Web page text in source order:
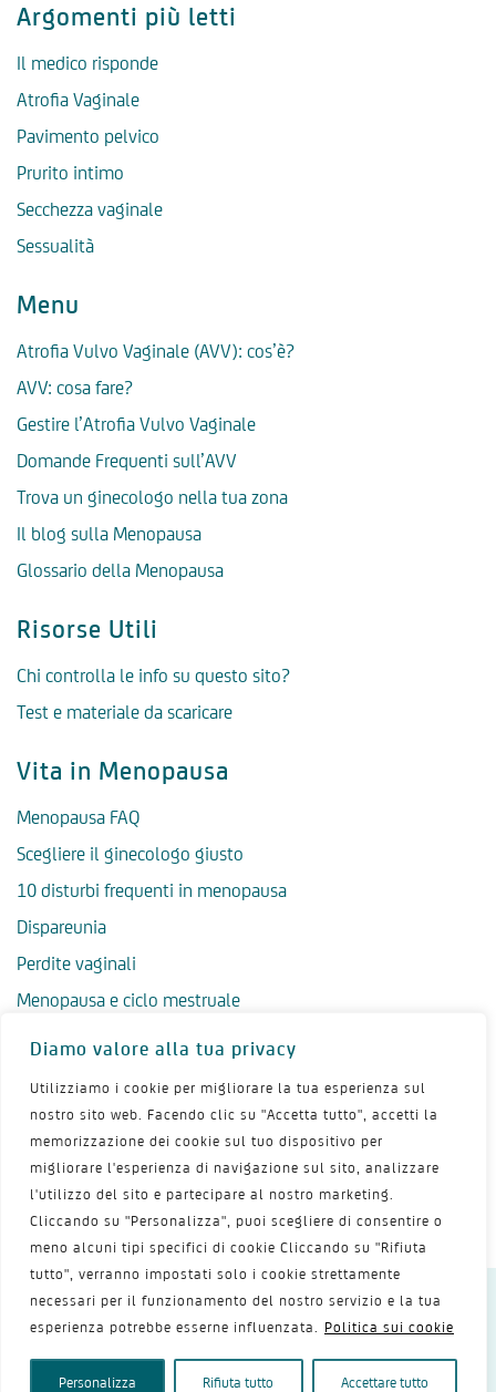
Diamo valore alla tua privacy
Utilizziamo i cookie per migliorare la tua esperienza sul
nostro sito web. Facendo clic su "Accetta tutto", accetti la
memorizzazione dei cookie sul tuo dispositivo per
migliorare l'esperienza di navigazione sul sito, analizzare
l'utilizzo del sito e partecipare al nostro marketing.
Cliccando su "Personalizza", puoi scegliere di consentire o
meno alcuni tipi specifici di cookie Cliccando su "Rifiuta
tutto", verranno impostati solo i cookie strettamente
necessari per il funzionamento del nostro servizio e la tua
esperienza potrebbe esserne influenzata. Politica sui cookie
Personalizza Rifiuta tutto Accettare tutto
Argomenti più letti
Il medico risponde
Atrofia Vaginale
Pavimento pelvico
Prurito intimo
Secchezza vaginale
Sessualità
Menu
Atrofia Vulvo Vaginale (AVV): cos’è?
AVV: cosa fare?
Gestire l’Atrofia Vulvo Vaginale
Domande Frequenti sull’AVV
Trova un ginecologo nella tua zona
Il blog sulla Menopausa
Glossario della Menopausa
Risorse Utili
Chi controlla le info su questo sito?
Test e materiale da scaricare
Vita in Menopausa
Menopausa FAQ
Scegliere il ginecologo giusto
10 disturbi frequenti in menopausa
Dispareunia
Perdite vaginali
Menopausa e ciclo mestruale
Salute psicologica in menopausa
Igiene intima in menopausa
Alimentazione e menopausa
Menopausa e sport
Dichiarazione sulla privacy
Termini d’uso
Politica dei cookie
Mappa del sito Contattaci
Copyright 2026 - Shionogi Srl